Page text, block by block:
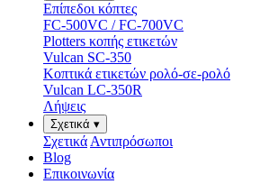
Επίπεδοι κόπτες
FC-500VC / FC-700VC
Plotters κοπής ετικετών
Vulcan SC-350
Κοπτικά ετικετών ρολό-σε-ρολό
Vulcan LC-350R
Λήψεις
Σχετικά ▾
Σχετικά Αντιπρόσωποι
Blog
Επικοινωνία